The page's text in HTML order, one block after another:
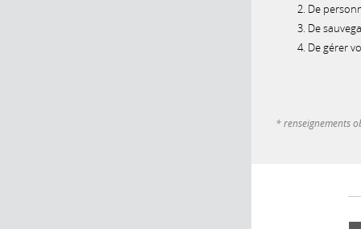
De
De
De gérer
* renseignements